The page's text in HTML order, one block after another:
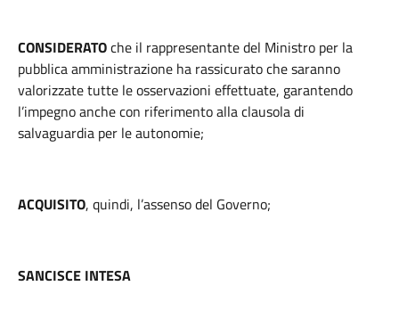
CONSIDERATOche il rappresentante del Ministro per la
pubblica amministrazione ha rassicurato che saranno
valorizzate tutte le osservazioni effettuate, garantendo
l’impegno anche con riferimento alla clausola di
salvaguardia per le autonomie;
ACQUISITO, quindi, l’assenso del Governo;
SANCISCE INTESA